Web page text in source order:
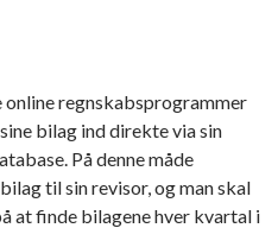
online regnskabsprogrammer
bilag ind direkte via sin
På denne måde
til sin revisor, og man skal
at finde bilagene hver kvartal i